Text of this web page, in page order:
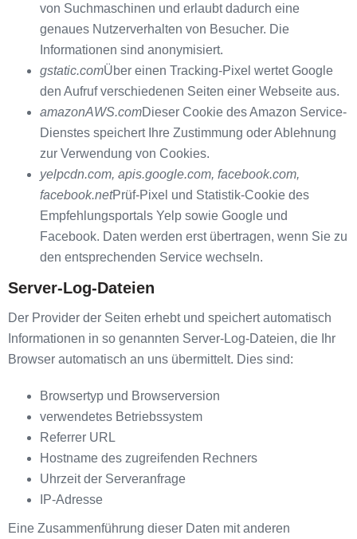
von Suchmaschinen und erlaubt dadurch eine
genaues Nutzerverhalten von Besucher. Die
Informationen sind anonymisiert.
gstatic.comÜber einen Tracking-Pixel wertet Google
den Aufruf verschiedenen Seiten einer Webseite aus.
amazonAWS.comDieser Cookie des Amazon Service-
Dienstes speichert Ihre Zustimmung oder Ablehnung
zur Verwendung von Cookies.
yelpcdn.com, apis.google.com, facebook.com,
facebook.netPrüf-Pixel und Statistik-Cookie des
Empfehlungsportals Yelp sowie Google und
Facebook. Daten werden erst übertragen, wenn Sie zu
den entsprechenden Service wechseln.
Server-Log-Dateien
Der Provider der Seiten erhebt und speichert automatisch
Informationen in so genannten Server-Log-Dateien, die Ihr
Browser automatisch an uns übermittelt. Dies sind:
Browsertyp und Browserversion
verwendetes Betriebssystem
Referrer URL
Hostname des zugreifenden Rechners
Uhrzeit der Serveranfrage
IP-Adresse
Eine Zusammenführung dieser Daten mit anderen